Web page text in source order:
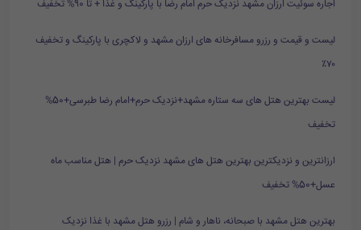
اجاره سوئیت ارزان مشهد نزدیک حرم امام رضا با پارکینگ و غذا + تا 90% تخفیف
لیست و قیمت و رزرو مسافرخانه های ارزان مشهد و لاکچری با پارکینگ و تخفیف
۷۰٪
لیست بهترین هتل های سه ستاره مشهد+نزدیک حرم+امام رضا طبرسی+50%
تخفیف
ارزانترین و نزدیکترین بهترین هتل های مشهد نزدیک حرم | هتل مناسب ماه
عسل+50% تخفیف
بهترین هتل مشهد با صبحانه، ناهار و شام | رزرو هتل مشهد با غذا نزدیک